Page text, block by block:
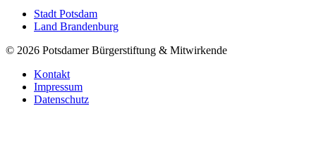
Stadt Potsdam
Land Brandenburg
© 2026 Potsdamer Bürgerstiftung & Mitwirkende
Kontakt
Impressum
Datenschutz